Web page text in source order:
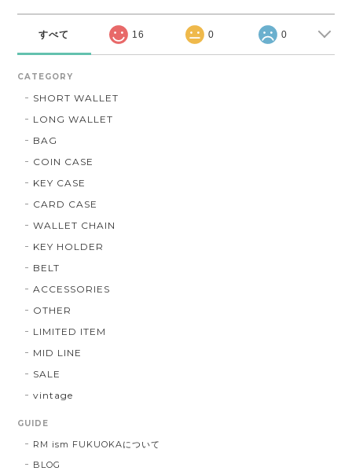
すべて 16 0 0
CATEGORY
SHORT WALLET
LONG WALLET
BAG
COIN CASE
KEY CASE
CARD CASE
WALLET CHAIN
KEY HOLDER
BELT
ACCESSORIES
OTHER
LIMITED ITEM
MID LINE
SALE
vintage
GUIDE
RM ism FUKUOKAについて
BLOG